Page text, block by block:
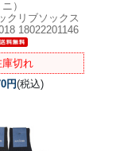
ニ）
クリブソックス
18022201146
庫切れ
円(税込)